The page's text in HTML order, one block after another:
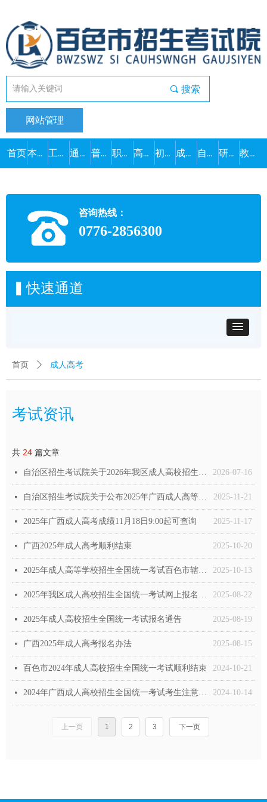
首页 本院概况 工作动态 通知公告 普通高考 职教高考 高中学考 初中学考 成人高考 自学考试 研究生考试 教师资格
끠 搜索
网站管理
咨询热线：
0776-2856300
▍快速通道
考试资讯
共 24 篇文章
2026-07-16
넷 自治区招生考试院关于2026年我区成人高校招生全国统一考试报名有关事项的温馨提示
2025-11-21
넷 自治区招生考试院关于公布2025年广西成人高等学校招生全国统一考试招生录取最低控制分数线的通知
2025-11-17
넷 2025年广西成人高考成绩11月18日9:00起可查询
2025-10-20
넷 广西2025年成人高考顺利结束
2025-10-13
넷 2025年成人高等学校招生全国统一考试百色市辖区考区考前温馨提示
2025-08-22
넷 2025年我区成人高校招生全国统一考试网上报名将于8月29日9:00开始
2025-08-19
넷 2025年成人高校招生全国统一考试报名通告
2025-08-15
넷 广西2025年成人高考报名办法
2024-10-21
넷 百色市2024年成人高校招生全国统一考试顺利结束
2024-10-14
넷 2024年广西成人高校招生全国统一考试考生注意事项
上一页 1 2 3 下一页
首页 ꄲ 成人高考